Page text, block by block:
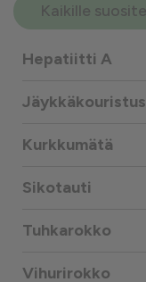
Kaikille
Hepatiitti A
Jäykkäkouristus
Kurkkumätä
Sikotauti
Tuhkarokko
Vihurirokko